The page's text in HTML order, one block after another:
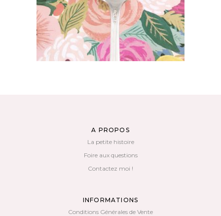
AJOUTER AU PANIER
A PROPOS
La petite histoire
Foire aux questions
Contactez moi !
INFORMATIONS
Conditions Générales de Vente